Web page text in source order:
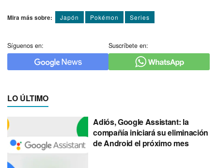
Mira más sobre: Japón Pokémon Series
Síguenos en: Suscríbete en:
LO ÚLTIMO
Adiós, Google Assistant: la
compañía iniciará su eliminación
de Android el próximo mes